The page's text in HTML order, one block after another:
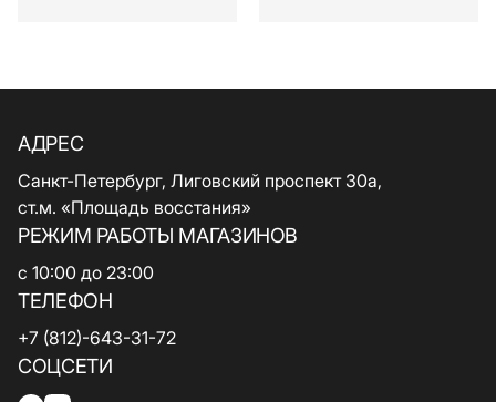
АДРЕС
Санкт-Петербург, Лиговский проспект 30а,
ст.м. «Площадь восстания»
РЕЖИМ РАБОТЫ МАГАЗИНОВ
с 10:00 до 23:00
ТЕЛЕФОН
+7 (812)-643-31-72
СОЦСЕТИ